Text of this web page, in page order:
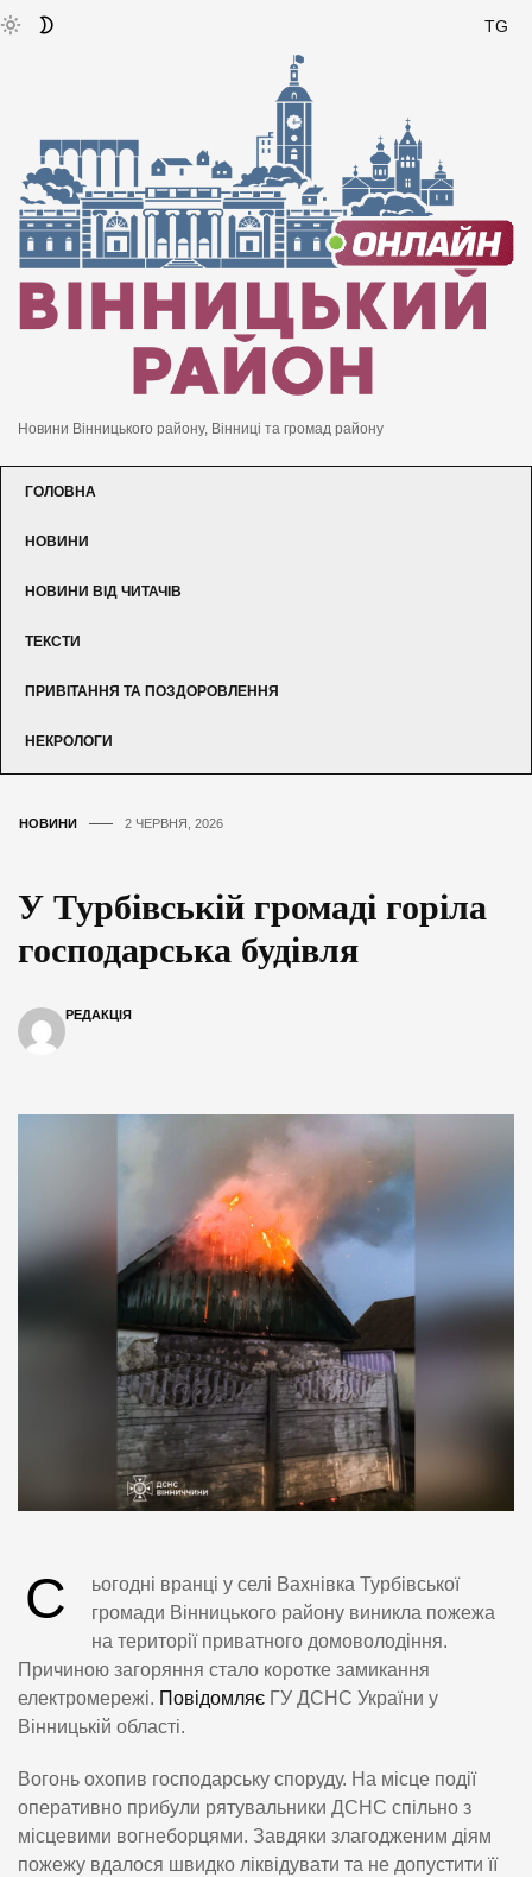
TG
Новини Вінницького району, Вінниці та громад району
ГОЛОВНА
НОВИНИ
НОВИНИ ВІД ЧИТАЧІВ
ТЕКСТИ
ПРИВІТАННЯ ТА ПОЗДОРОВЛЕННЯ
НЕКРОЛОГИ
НОВИНИ 2 ЧЕРВНЯ, 2026
У Турбівській громаді горіла
господарська будівля
РЕДАКЦІЯ
С
ьогодні вранці у селі Вахнівка Турбівської
громади Вінницького району виникла пожежа
на території приватного домоволодіння.
Причиною загоряння стало коротке замикання
електромережі. Повідомляє ГУ ДСНС України у
Вінницькій області.
Вогонь охопив господарську споруду. На місце події
оперативно прибули рятувальники ДСНС спільно з
місцевими вогнеборцями. Завдяки злагодженим діям
пожежу вдалося швидко ліквідувати та не допустити її